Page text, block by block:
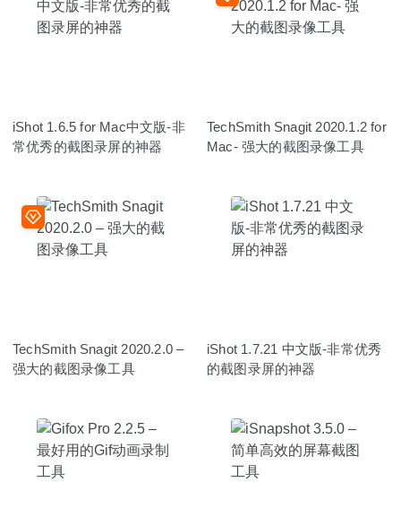
iShot 1.6.5 for Mac中文版-非
常优秀的截图录屏的神器
TechSmith Snagit 2020.1.2 for
Mac- 强大的截图录像工具
TechSmith Snagit 2020.2.0 –
强大的截图录像工具
iShot 1.7.21 中文版-非常优秀
的截图录屏的神器